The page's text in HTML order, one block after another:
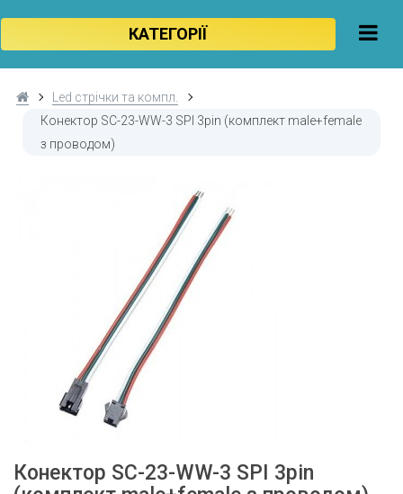
КАТЕГОРІЇ
Led стрічки та компл.
Конектор SC-23-WW-3 SPI 3pin (комплект male+female
з проводом)
Конектор SC-23-WW-3 SPI 3pin